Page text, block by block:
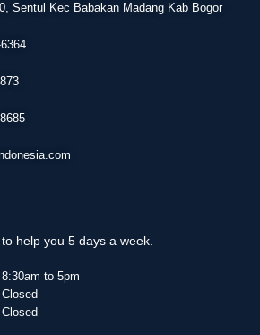
Sentul Kec Babakan Madang Kab Bogor
help you 5 days a week.
8:30am to 5pm
Closed
Closed